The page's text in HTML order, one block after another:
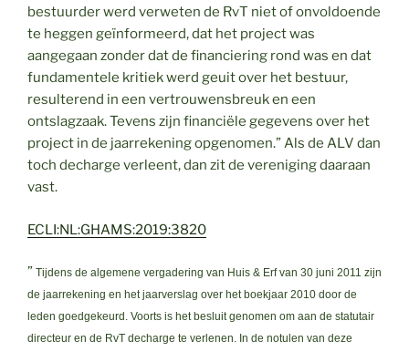
bestuurder werd verweten de RvT niet of onvoldoende
te heggen geïnformeerd, dat het project was
aangegaan zonder dat de financiering rond was en dat
fundamentele kritiek werd geuit over het bestuur,
resulterend in een vertrouwensbreuk en een
ontslagzaak. Tevens zijn financiële gegevens over het
project in de jaarrekening opgenomen.” Als de ALV dan
toch decharge verleent, dan zit de vereniging daaraan
vast.
ECLI:NL:GHAMS:2019:3820
” Tijdens de algemene vergadering van Huis & Erf van 30 juni 2011 zijn
de jaarrekening en het jaarverslag over het boekjaar 2010 door de
leden goedgekeurd. Voorts is het besluit genomen om aan de statutair
directeur en de RvT decharge te verlenen. In de notulen van deze